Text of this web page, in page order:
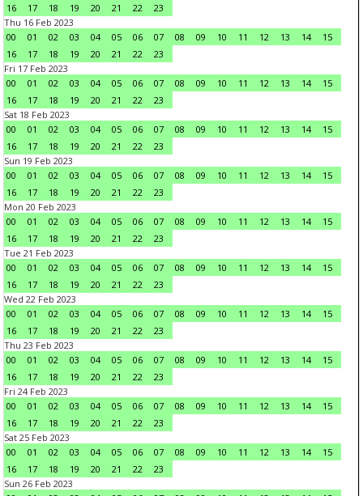
16
17 18 19 20 21 22
23
Thu 16 Feb 2023
00
01 02 03 04 05 06 07 08 09 10 11 12 13 14
15
16
17 18 19 20 21 22
23
Fri 17 Feb 2023
00
01 02 03 04 05 06 07 08 09 10 11 12 13 14
15
16
17 18 19 20 21 22
23
Sat 18 Feb 2023
00
01 02 03 04 05 06 07 08 09 10 11 12 13 14
15
16
17 18 19 20 21 22
23
Sun 19 Feb 2023
00
01 02 03 04 05 06 07 08 09 10 11 12 13 14
15
16
17 18 19 20 21 22
23
Mon 20 Feb 2023
00
01 02 03 04 05 06 07 08 09 10 11 12 13 14
15
16
17 18 19 20 21 22
23
Tue 21 Feb 2023
00
01 02 03 04 05 06 07 08 09 10 11 12 13 14
15
16
17 18 19 20 21 22
23
Wed 22 Feb 2023
00
01 02 03 04 05 06 07 08 09 10 11 12 13 14
15
16
17 18 19 20 21 22
23
Thu 23 Feb 2023
00
01 02 03 04 05 06 07 08 09 10 11 12 13 14
15
16
17 18 19 20 21 22
23
Fri 24 Feb 2023
00
01 02 03 04 05 06 07 08 09 10 11 12 13 14
15
16
17 18 19 20 21 22
23
Sat 25 Feb 2023
00
01 02 03 04 05 06 07 08 09 10 11 12 13 14
15
16
17 18 19 20 21 22
23
Sun 26 Feb 2023